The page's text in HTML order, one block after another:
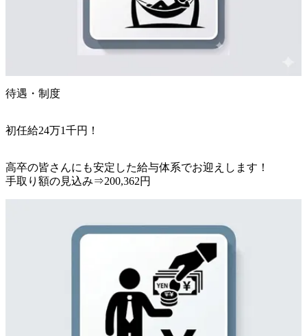
待遇・制度
初任給24万1千円！
高卒の皆さんにも安定した給与体系でお迎えします！
手取り額の見込み⇒200,362円